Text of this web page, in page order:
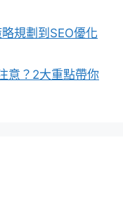
規劃到SEO優化
意？2大重點帶你